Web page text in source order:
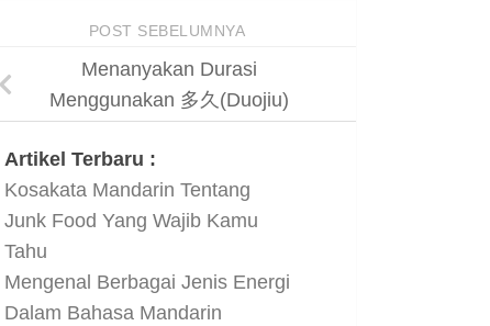
POST SEBELUMNYA
Menanyakan Durasi
Menggunakan 多久(Duojiu)
Artikel Terbaru :
Kosakata Mandarin Tentang
Junk Food Yang Wajib Kamu
Tahu
Mengenal Berbagai Jenis Energi
Dalam Bahasa Mandarin